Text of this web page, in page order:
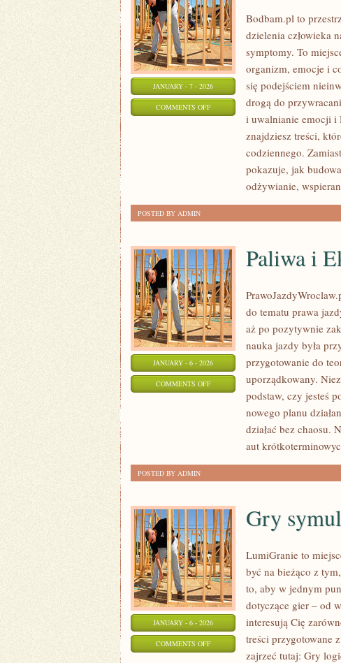
JANUARY - 7 - 2026
COMMENTS OFFON
AKUPUNKTURA
Bodbam.pl to
dzielenia człowieka
symptomy. To
organizm, emocje i
się podejściem
drogą do
i uwalnianie emocji i
znajdziesz treści,
codziennego.
pokazuje, jak
odżywianie,
POSTED BY ADMIN
JANUARY - 6 - 2026
COMMENTS OFFON
EKONOMIA
Paliwa i
do tematu prawa
aż po pozytywnie
nauka jazdy była
przygotowanie do
uporządkowany.
podstaw, czy jesteś
nowego planu
działać bez chaosu.
aut
POSTED BY ADMIN
JANUARY - 6 - 2026
COMMENTS OFFON
Gry
LumiGranie to
być na bieżąco z
to, aby w jednym
dotyczące gier – od
interesują Cię
treści przygotowane
zajrzeć tutaj: Gry